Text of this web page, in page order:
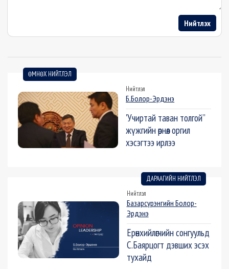
Нийтлэх
ӨМНӨХ НИЙТЛЭЛ
Нийтлэл
Б.Болор-Эрдэнэ
'Учиртай таван толгой”
жүжгийн өрнөл оргил
хэсэгтээ ирлээ
ДАРААГИЙН НИЙТЛЭЛ
Нийтлэл
Базарсүрэнгийн Болор-
Эрдэнэ
Ерөнхийлөгчийн сонгуульд
С.Баярцогт дэвших эсэх
тухайд